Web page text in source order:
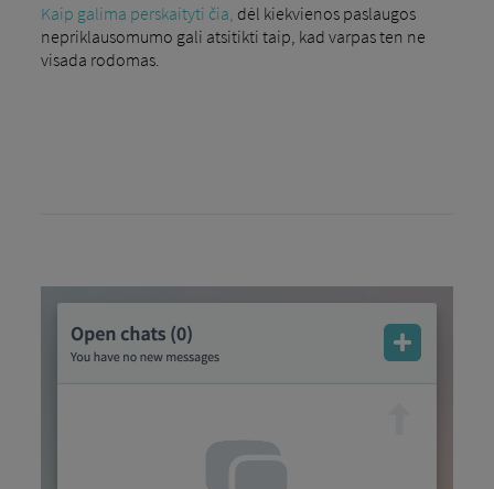
Kaip galima perskaityti čia, dėl kiekvienos paslaugos
nepriklausomumo gali atsitikti taip, kad varpas ten ne
visada rodomas.